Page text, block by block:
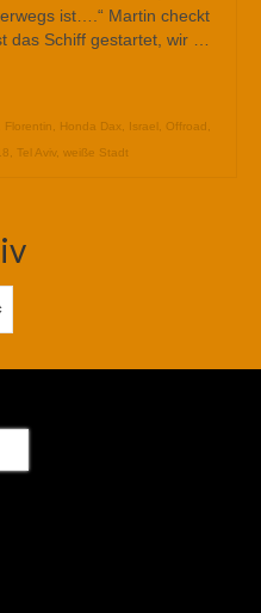
ist….“ Martin checkt
das Schiff gestartet, wir …
Florentin Honda Dax Israel Offroad
Tel Aviv, weiße Stadt